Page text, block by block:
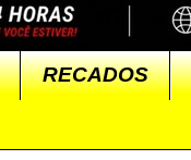
RECADOS